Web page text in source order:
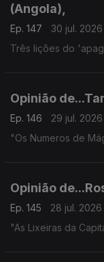
(Angola),
Ep. 147
30 jul. 2026
Três lições do
Opinião
Ep. 146
29 jul. 2026
"Os Numeros de
Opinião
Ep. 145
28 jul. 2026
"As Lixeiras da